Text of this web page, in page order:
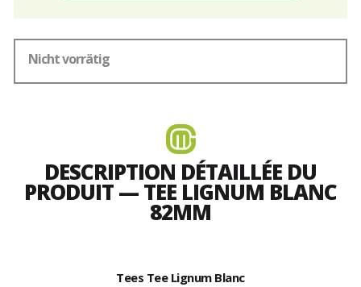
Nicht vorrätig
DESCRIPTION DÉTAILLÉE DU
PRODUIT — TEE LIGNUM BLANC
82MM
Tees Tee Lignum Blanc